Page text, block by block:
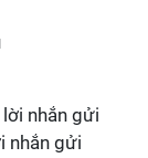
nhắn gửi